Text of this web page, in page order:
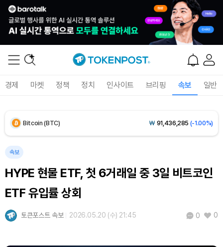
경제 마켓 정책 정치 인사이트 브리핑 속보 일반
Solana (SOL) ₩ 103,377(-2.05%)
Bitcoin (BTC) ₩ 91,436,285 (-1.00%)
속보
HYPE 현물 ETF, 첫 6거래일 중 3일 비트코인
ETF 유입률 상회
토큰포스트 속보 2026.05.20 (수) 21:45 0 0